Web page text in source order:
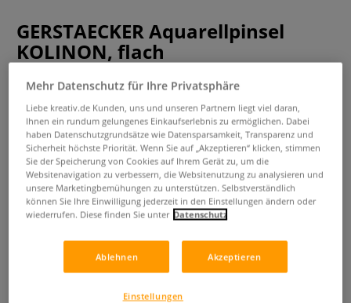
GERSTAECKER Aquarellpinsel
KOLINON, flach
0 Bewertungen
Der GERSTAECKER Aquarellpinsel KOLINON zeichnet sich
aus durch sein synthetisches Kolinsky-Rotmarderhaar von
herausragender Qualität. Hohe Farbaufnahme und
Elastizität. Erhältlich in verschiedenen Größen.
ab10,91 €
ggf. zuzüglichVersandkosten
Produkt bestellen
Mehr Datenschutz für Ihre Privatsphäre
Liebe kreativ.de Kunden, uns und unseren Partnern liegt viel daran,
Ihnen ein rundum gelungenes Einkaufserlebnis zu ermöglichen. Dabei
haben Datenschutzgrundsätze wie Datensparsamkeit, Transparenz und
Sicherheit höchste Priorität. Wenn Sie auf „Akzeptieren“ klicken, stimmen
Sie der Speicherung von Cookies auf Ihrem Gerät zu, um die
Websitenavigation zu verbessern, die Websitenutzung zu analysieren und
unsere Marketingbemühungen zu unterstützen. Selbstverständlich
können Sie Ihre Einwilligung jederzeit in den Einstellungen ändern oder
wiederrufen. Diese finden Sie unter Datenschutz
Ablehnen Akzeptieren
Einstellungen